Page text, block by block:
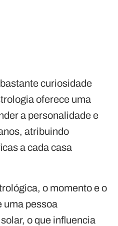
curiosidade
oferece uma
a personalidade e
atribuindo
a cada casa
o momento e o
uma pessoa
o que influencia